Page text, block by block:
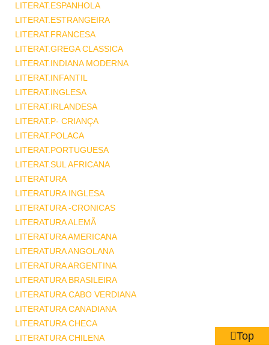
LITERAT.ESPANHOLA
LITERAT.ESTRANGEIRA
LITERAT.FRANCESA
LITERAT.GREGA CLASSICA
LITERAT.INDIANA MODERNA
LITERAT.INFANTIL
LITERAT.INGLESA
LITERAT.IRLANDESA
LITERAT.P- CRIANÇA
LITERAT.POLACA
LITERAT.PORTUGUESA
LITERAT.SUL AFRICANA
LITERATURA
LITERATURA INGLESA
LITERATURA -CRONICAS
LITERATURA ALEMÃ
LITERATURA AMERICANA
LITERATURA ANGOLANA
LITERATURA ARGENTINA
LITERATURA BRASILEIRA
LITERATURA CABO VERDIANA
LITERATURA CANADIANA
LITERATURA CHECA
LITERATURA CHILENA
Top